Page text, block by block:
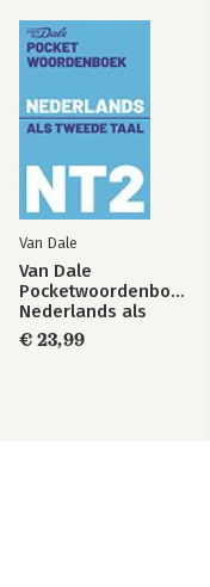
Van Dale
Van Dale
Pocketwoordenboek
Nederlands als
tweede taal (NT2)
€ 23,99